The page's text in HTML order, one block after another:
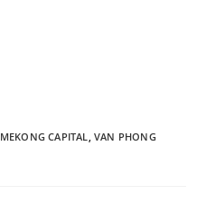
MEKONG CAPITAL, VAN PHONG